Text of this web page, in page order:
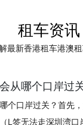
租车资讯
最新香港租车港澳
从哪个口岸过
个口岸过关？首先
L签无法走深圳湾口